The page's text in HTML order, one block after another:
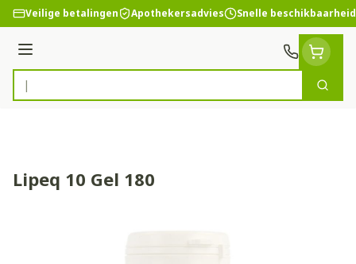
Ga naar de inhoud
Veilige betalingen Apothekersadvies Snelle beschikbaarheid
Menu
Product, merk, categorie...
Zoek
Lipeq 10 Gel 180